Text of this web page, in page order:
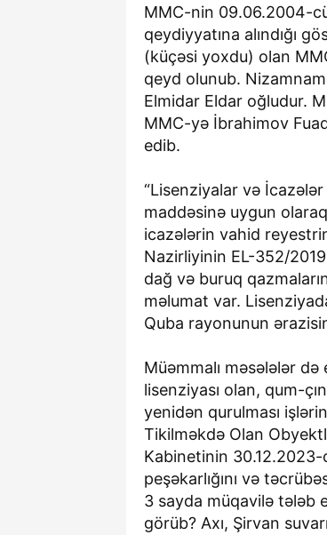
MMC-nin 09.06.2004-
qeydiyyatına alındığı
(küçəsi yoxdu) olan
qeyd olunub.
Elmidar Eldar oğludur.
MMC-yə İbrahimov
edib.
“Lisenziyalar və
maddəsinə uygun
icazələrin vahid
Nazirliyinin EL-352/
dağ və buruq
məlumat var.
Quba rayonunun
Müəmmalı məsələlər
lisenziyası olan, qum-
yenidən qurulması
Tikilməkdə Olan
Kabinetinin 30.12.2023-
peşəkarlığını və
3 sayda müqavilə tələb
görüb? Axı, Şirvan